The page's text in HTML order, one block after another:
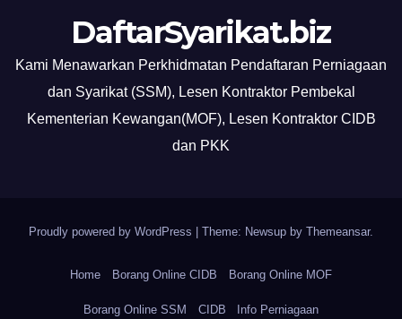
DaftarSyarikat.biz
Kami Menawarkan Perkhidmatan Pendaftaran Perniagaan
dan Syarikat (SSM), Lesen Kontraktor Pembekal
Kementerian Kewangan(MOF), Lesen Kontraktor CIDB
dan PKK
Proudly powered by WordPress | Theme: Newsup by Themeansar.
Home Borang Online CIDB Borang Online MOF
Borang Online SSM CIDB Info Perniagaan